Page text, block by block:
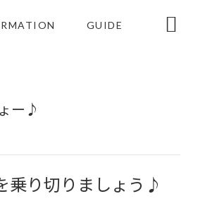
GUIDE 
ー♪
乗り切りましょう♪